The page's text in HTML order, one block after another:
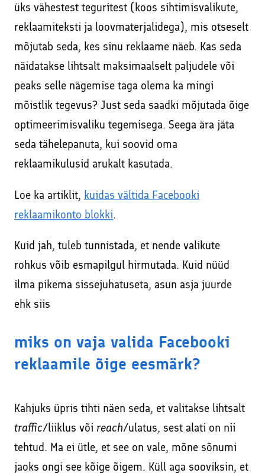
üks vähestest teguritest (koos sihtimisvalikute,
reklaamiteksti ja loovmaterjalidega), mis otseselt
mõjutab seda, kes sinu reklaame näeb. Kas seda
näidatakse lihtsalt maksimaalselt paljudele või
peaks selle nägemise taga olema ka mingi
mõistlik tegevus? Just seda saadki mõjutada õige
optimeerimisvaliku tegemisega. Seega ära jäta
seda tähelepanuta, kui soovid oma
reklaamikulusid arukalt kasutada.
Loe ka artiklit, kuidas vältida Facebooki
reklaamikonto blokki.
Kuid jah, tuleb tunnistada, et nende valikute
rohkus võib esmapilgul hirmutada. Kuid nüüd
ilma pikema sissejuhatuseta, asun asja juurde
ehk siis
miks on vaja valida Facebooki
reklaamile õige eesmärk?
Kahjuks üpris tihti näen seda, et valitakse lihtsalt
traffic/liiklus või reach/ulatus, sest alati on nii
tehtud. Ma ei ütle, et see on vale, mõne sõnumi
jaoks ongi see kõige õigem. Küll aga sooviksin, et